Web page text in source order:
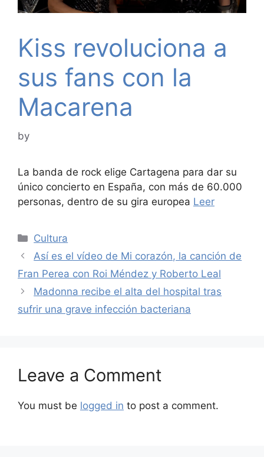
Kiss revoluciona a
sus fans con la
Macarena
by
La banda de rock elige Cartagena para dar su
único concierto en España, con más de 60.000
personas, dentro de su gira europea Leer
Categories
Cultura
Así es el vídeo de Mi corazón, la canción de
Fran Perea con Roi Méndez y Roberto Leal
Madonna recibe el alta del hospital tras
sufrir una grave infección bacteriana
Leave a Comment
You must be logged in to post a comment.